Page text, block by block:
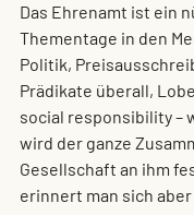
Das Ehrenamt ist ein
Thementage in den
Politik,
Prädikate überall,
social responsibility –
wird der ganze
Gesellschaft an ihm
erinnert man sich